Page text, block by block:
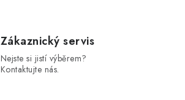
Zákaznický servis
Nejste si jistí výběrem?
Kontaktujte nás.